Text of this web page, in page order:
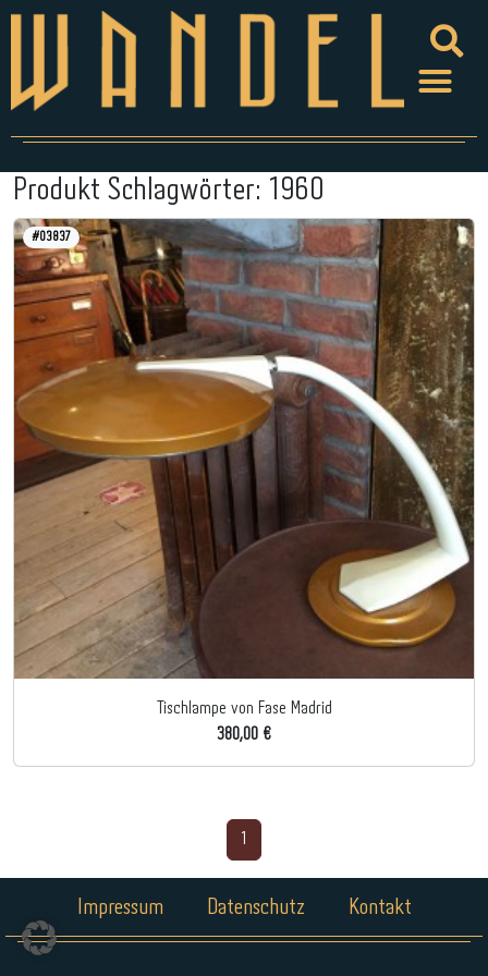
Produkt Schlagwörter: 1960
#03837
Tischlampe von Fase Madrid
380,00 €
Impressum Datenschutz Kontakt